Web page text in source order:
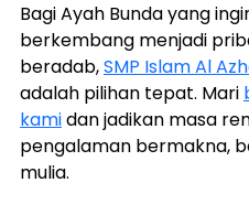
Bagi Ayah Bunda yang
berkembang menjadi
beradab, SMP Islam Al
adalah pilihan tepat. Mari
kami dan jadikan masa
pengalaman bermakna,
mulia.